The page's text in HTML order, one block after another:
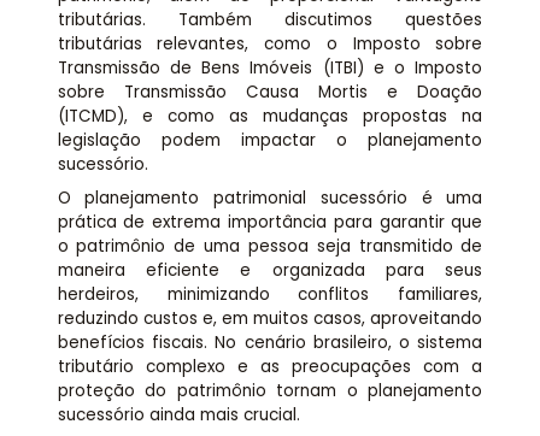
tributárias. Também discutimos questões
tributárias relevantes, como o Imposto sobre
Transmissão de Bens Imóveis (ITBI) e o Imposto
sobre Transmissão Causa Mortis e Doação
(ITCMD), e como as mudanças propostas na
legislação podem impactar o planejamento
sucessório.
O planejamento patrimonial sucessório é uma
prática de extrema importância para garantir que
o patrimônio de uma pessoa seja transmitido de
maneira eficiente e organizada para seus
herdeiros, minimizando conflitos familiares,
reduzindo custos e, em muitos casos, aproveitando
benefícios fiscais. No cenário brasileiro, o sistema
tributário complexo e as preocupações com a
proteção do patrimônio tornam o planejamento
sucessório ainda mais crucial.